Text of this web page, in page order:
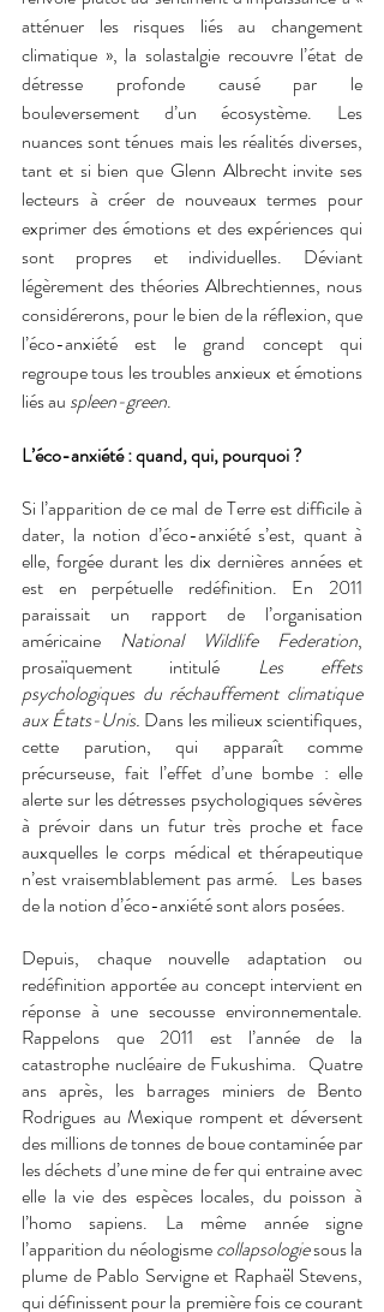
atténuer les risques liés au changement
climatique », la solastalgie recouvre l’état de
détresse profonde causé par le
bouleversement d’un écosystème. Les
nuances sont ténues mais les réalités diverses,
tant et si bien que Glenn Albrecht invite ses
lecteurs à créer de nouveaux termes pour
exprimer des émotions et des expériences qui
sont propres et individuelles. Déviant
légèrement des théories Albrechtiennes, nous
considérerons, pour le bien de la réflexion, que
l’éco-anxiété est le grand concept qui
regroupe tous les troubles anxieux et émotions
liés au spleen-green.
L’éco-anxiété : quand, qui, pourquoi ?
Si l’apparition de ce mal de Terre est difficile à
dater, la notion d’éco-anxiété s’est, quant à
elle, forgée durant les dix dernières années et
est en perpétuelle redéfinition. En 2011
paraissait un rapport de l’organisation
américaine National Wildlife Federation,
prosaïquement intitulé Les effets
psychologiques du réchauffement climatique
aux États-Unis. Dans les milieux scientifiques,
cette parution, qui apparaît comme
précurseuse, fait l’effet d’une bombe : elle
alerte sur les détresses psychologiques sévères
à prévoir dans un futur très proche et face
auxquelles le corps médical et thérapeutique
n’est vraisemblablement pas armé.  Les bases
de la notion d’éco-anxiété sont alors posées.
Depuis, chaque nouvelle adaptation ou
redéfinition apportée au concept intervient en
réponse à une secousse environnementale.
Rappelons que 2011 est l’année de la
catastrophe nucléaire de Fukushima.  Quatre
ans après, les barrages miniers de Bento
Rodrigues au Mexique rompent et déversent
des millions de tonnes de boue contaminée par
les déchets d’une mine de fer qui entraine avec
elle la vie des espèces locales, du poisson à
l’homo sapiens. La même année signe
l’apparition du néologisme collapsologie sous la
plume de Pablo Servigne et Raphaël Stevens,
qui définissent pour la première fois ce courant